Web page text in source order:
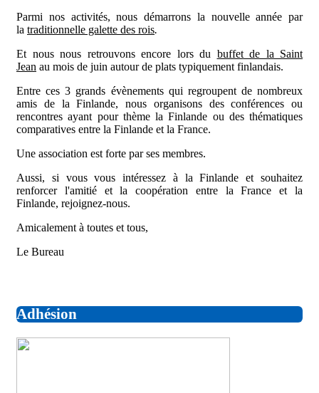
Parmi nos activités, nous démarrons la nouvelle année par
la traditionnelle galette des rois.
Et nous nous retrouvons encore lors du buffet de la Saint
Jean au mois de juin autour de plats typiquement finlandais.
Entre ces 3 grands évènements qui regroupent de nombreux
amis de la Finlande, nous organisons des conférences ou
rencontres ayant pour thème la Finlande ou des thématiques
comparatives entre la Finlande et la France.
Une association est forte par ses membres.
Aussi, si vous vous intéressez à la Finlande et souhaitez
renforcer l'amitié et la coopération entre la France et la
Finlande, rejoignez-nous.
Amicalement à toutes et tous,
Le Bureau
Adhésion